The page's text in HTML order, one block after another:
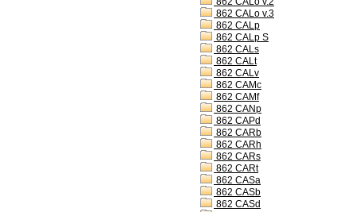
862 CALo v.3
862 CALp
862 CALp S
862 CALs
862 CALt
862 CALv
862 CAMc
862 CAMf
862 CANp
862 CAPd
862 CARb
862 CARh
862 CARs
862 CARt
862 CASa
862 CASb
862 CASd